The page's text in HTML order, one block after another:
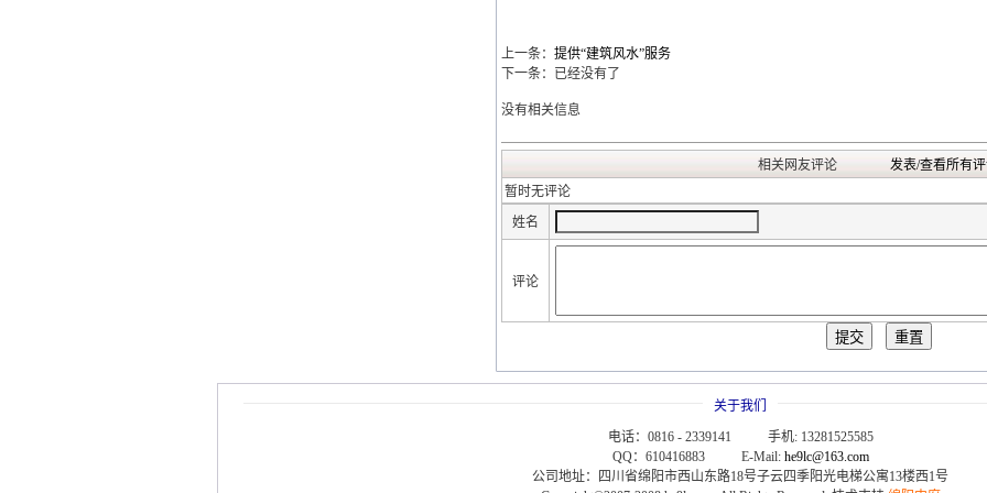
上一条： 提供“建筑风水”服务
下一条：已经没有了
没有相关信息
相关网友评论
发表/查看所有
暂时无评论
姓名
评论
关于我们
电话：0816 - 2339141 手机: 13281525585
QQ：610416883 E-Mail: he9lc@163.com
公司地址：四川省绵阳市西山东路18号子云四季阳光电梯公寓13楼西1号